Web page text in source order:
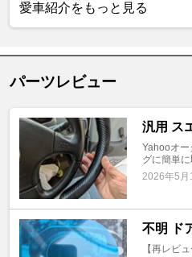
愛車紹介をもっと見る
パーツレビュー
汎用 ス
Yahooオー
グに簡単
2026年5月
不明 ド
【再レビ